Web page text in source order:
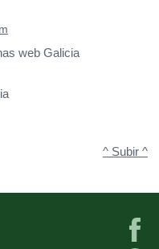
web Galicia
^ Subir ^